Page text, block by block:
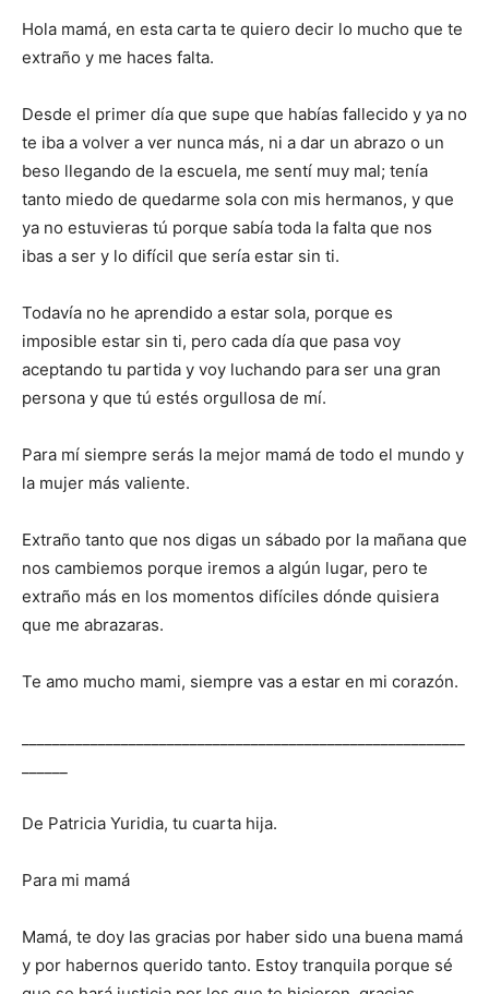
Hola mamá, en esta carta te quiero decir lo mucho que te
extraño y me haces falta.
Desde el primer día que supe que habías fallecido y ya no
te iba a volver a ver nunca más, ni a dar un abrazo o un
beso llegando de la escuela, me sentí muy mal; tenía
tanto miedo de quedarme sola con mis hermanos, y que
ya no estuvieras tú porque sabía toda la falta que nos
ibas a ser y lo difícil que sería estar sin ti.
Todavía no he aprendido a estar sola, porque es
imposible estar sin ti, pero cada día que pasa voy
aceptando tu partida y voy luchando para ser una gran
persona y que tú estés orgullosa de mí.
Para mí siempre serás la mejor mamá de todo el mundo y
la mujer más valiente.
Extraño tanto que nos digas un sábado por la mañana que
nos cambiemos porque iremos a algún lugar, pero te
extraño más en los momentos difíciles dónde quisiera
que me abrazaras.
Te amo mucho mami, siempre vas a estar en mi corazón.
De Patricia Yuridia, tu cuarta hija.
Para mi mamá
Mamá, te doy las gracias por haber sido una buena mamá
y por habernos querido tanto. Estoy tranquila porque sé